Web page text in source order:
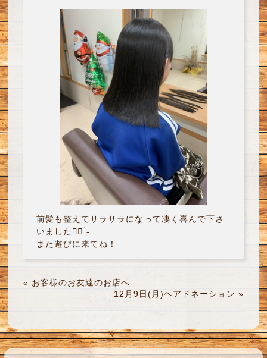
前髪も整えてサラサラになって凄く喜んで下さ
いました‎♡⃛ ̖́-
また遊びに来てね！
« お客様のお友達のお店へ
12月9日(月)ヘアドネーション »